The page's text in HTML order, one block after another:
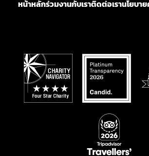
หน้าหลักร่วมงานกับเราติดต่อเรานโยบา